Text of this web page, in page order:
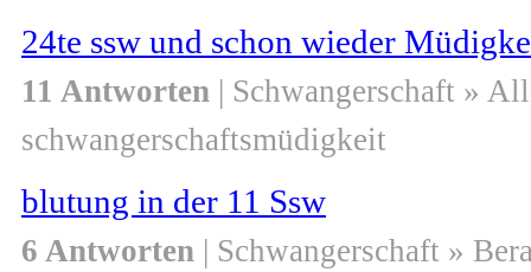
24te ssw und schon wieder
11 Antworten | Schwangerschaft »
schwangerschaftsmüdigkeit
blutung in der 11 Ssw
6 Antworten | Schwangerschaft »